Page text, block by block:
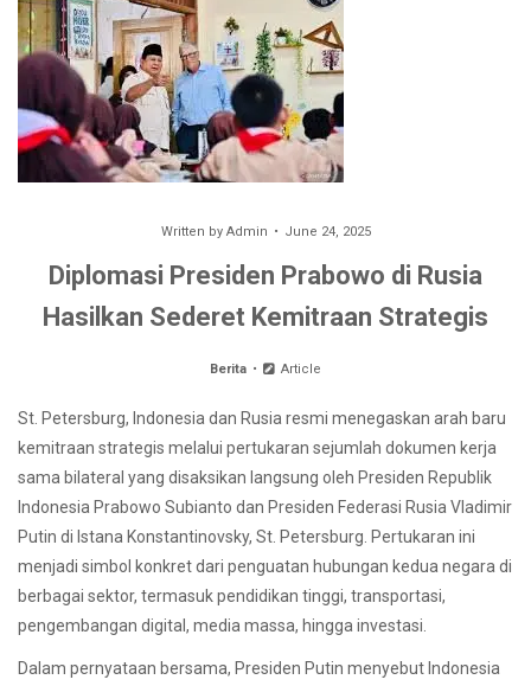
Written by Admin June 24, 2025
Diplomasi Presiden Prabowo di Rusia
Hasilkan Sederet Kemitraan Strategis
Berita Article
St. Petersburg, Indonesia dan Rusia resmi menegaskan arah baru
kemitraan strategis melalui pertukaran sejumlah dokumen kerja
sama bilateral yang disaksikan langsung oleh Presiden Republik
Indonesia Prabowo Subianto dan Presiden Federasi Rusia Vladimir
Putin di Istana Konstantinovsky, St. Petersburg. Pertukaran ini
menjadi simbol konkret dari penguatan hubungan kedua negara di
berbagai sektor, termasuk pendidikan tinggi, transportasi,
pengembangan digital, media massa, hingga investasi.
Dalam pernyataan bersama, Presiden Putin menyebut Indonesia